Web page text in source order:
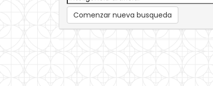
Comenzar nueva busqueda